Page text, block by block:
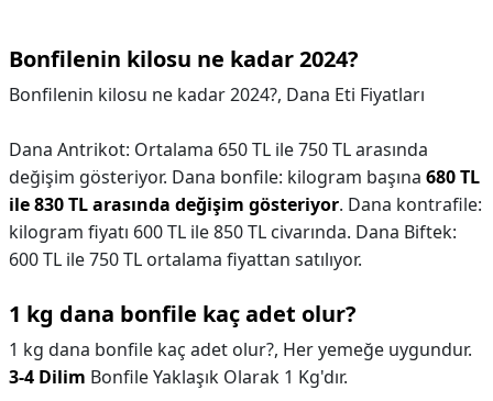
Bonfilenin kilosu ne kadar 2024?
Bonfilenin kilosu ne kadar 2024?, Dana Eti Fiyatları
Dana Antrikot: Ortalama 650 TL ile 750 TL arasında
değişim gösteriyor. Dana bonfile: kilogram başına 680 TL
ile 830 TL arasında değişim gösteriyor. Dana kontrafile:
kilogram fiyatı 600 TL ile 850 TL civarında. Dana Biftek:
600 TL ile 750 TL ortalama fiyattan satılıyor.
1 kg dana bonfile kaç adet olur?
1 kg dana bonfile kaç adet olur?, Her yemeğe uygundur.
3-4 Dilim Bonfile Yaklaşık Olarak 1 Kg'dır.